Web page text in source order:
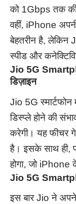
को 1Gbps तक की
वहीं, iPhone
बेहतरीन है, लेकिन
स्पीड और
Jio 5G
डिज़ाइन
Jio 5G
डिस्प्ले होने की
करेगी। यह फीचर
है। इसके साथ ही,
होगा, जो iPhone
Jio 5G
इस बार Jio ने